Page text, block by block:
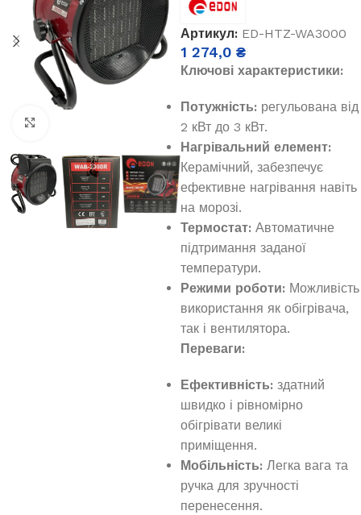
Клацніть, щоб збільшити
Артикул: ED-HTZ-WA3000
1 274,0 ₴
Ключові характеристики:
Потужність: регульована від
2 кВт до 3 кВт.
Нагрівальний елемент:
Керамічний, забезпечує
ефективне нагрівання навіть
на морозі.
Термостат: Автоматичне
підтримання заданої
температури.
Режими роботи: Можливість
використання як обігрівача,
так і вентилятора.
Переваги:
Ефективність: здатний
швидко і рівномірно
обігрівати великі
приміщення.
Мобільність: Легка вага та
ручка для зручності
перенесення.